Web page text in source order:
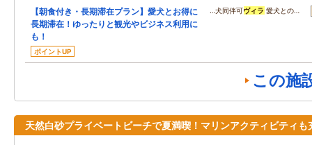
【朝食付き・長期滞在プラン】愛犬とお得に
長期滞在！ゆったりと観光やビジネス利用に
も！
ポイントUP
…犬同伴可ヴィラ 愛犬との…
この施
天然白砂プライベートビーチで夏満喫！マリンアクティビティも